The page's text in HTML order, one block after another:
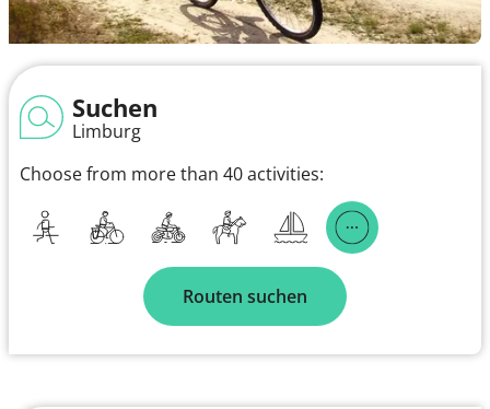
Suchen
Limburg
Choose from more than 40 activities:
Routen suchen